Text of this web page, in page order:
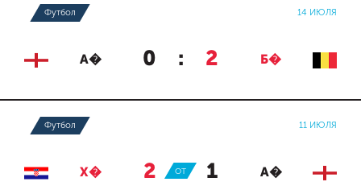
Футбол 14 ИЮЛЯ
А� 0 : 2 Б�
Футбол 11 ИЮЛЯ
Х� 2 : 1 А�
ОТ